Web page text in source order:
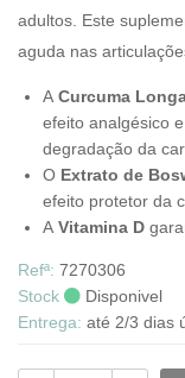
adultos. Este
aguda nas
A Curcuma
efeito analgésico
degradação da
O Extrato de
efeito protetor da
A Vitamina D
Refª: 7270306
Stock
Disponivel
Entrega: até 2/3 dias